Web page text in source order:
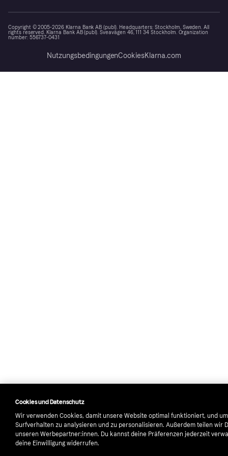
Copyright © 2005-2026 Klarna Bank AB (publ). Headquarters: Stockholm, Sweden. All
rights reserved. Klarna Bank AB (publ). Sveavägen 46, 111 34 Stockholm. Organization
number: 556737-0431
NutzungsbedingungenCookiesKlarna.com
Cookies und Datenschutz
Wir verwenden Cookies, damit unsere Website optimal funktioniert, und
Surfverhalten zu analysieren und zu personalisieren. Außerdem teilen wir
unseren Werbepartner:innen. Du kannst deine Präferenzen jederzeit
deine Einwilligung widerrufen.